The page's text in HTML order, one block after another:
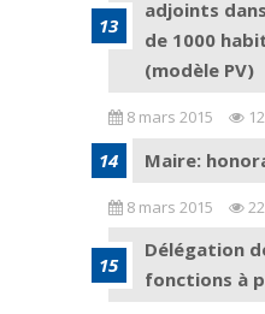
adjoints
de 1000
(modèle PV)
8 mars 2015
Maire:
8 mars 2015
Délégation
fonctions à